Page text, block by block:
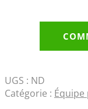
UGS : ND
Catégorie :